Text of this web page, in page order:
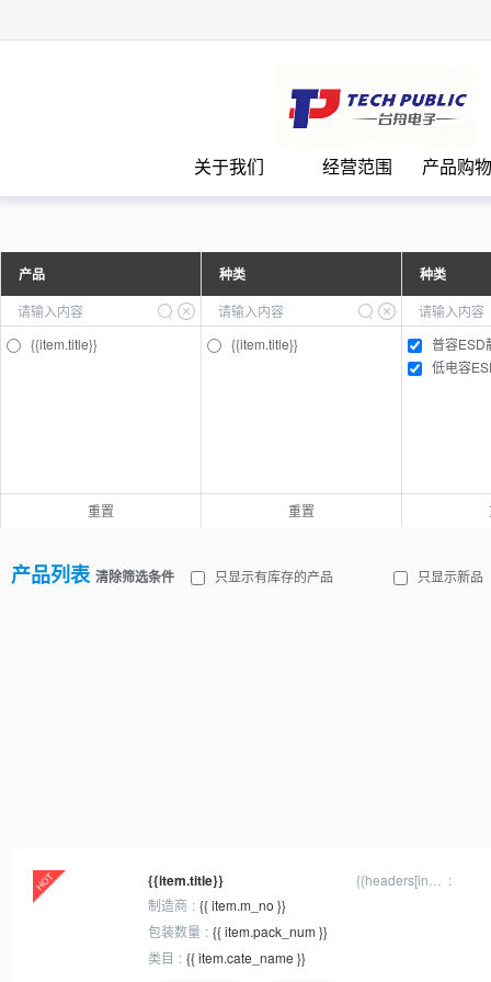
关于我们 经营范围 产品购
产品
{{item.title}}
重置
种类
{{item.title}}
重置
种类
普容ESD
低电容
产品列表 清除筛选条件 只显示有库存的产品 只显示新品
{{item.title}}
制造商
{{ item.m_no }}
包装数量
{{ item.pack_num }}
类目
{{ item.cate_name }}
{{headers[inx]